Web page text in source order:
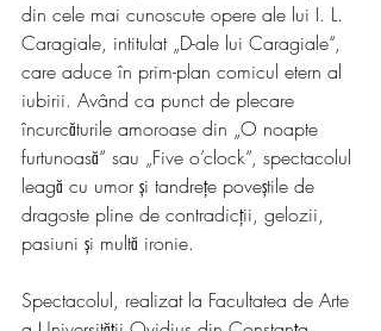
din cele mai cunoscute opere ale lui I. L.
Caragiale, intitulat „D-ale lui Caragiale“,
care aduce în prim-plan comicul etern al
iubirii. Având ca punct de plecare
încurcăturile amoroase din „O noapte
furtunoasă“ sau „Five o’clock“, spectacolul
leagă cu umor și tandrețe poveștile de
dragoste pline de contradicții, gelozii,
pasiuni și multă ironie.
Spectacolul, realizat la Facultatea de Arte